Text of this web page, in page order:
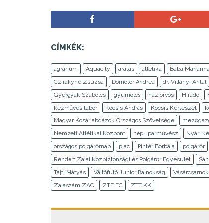
CÍMKÉK:
agrárium Aquacity aratás atlétika Bába Marianna
Czirákyné Zsuzsa
Dömötör Andrea dr. Villányi Antal
Gyergyák Szabolcs
gyümölcs háziorvos Híradó
kézműves tábor
Kocsis András Kocsis Kertészet
Magyar Kosárlabdázók Országos Szövetsége
Nemzeti Atlétikai Központ
népi iparművész Nyári
országos polgárőrnap
piac Pintér Borbála polgárőr
Rendért Zalai Közbiztonsági és Polgárőr Egyesület
Tajti Mátyás
Váltófutó Junior Bajnokság
Zalaszám ZAC
ZTE FC ZTE KK